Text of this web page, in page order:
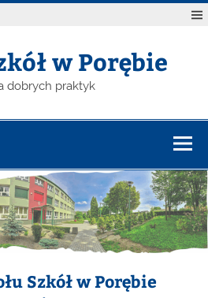
w Porębie
dobrych praktyk
Szkół w Porębie